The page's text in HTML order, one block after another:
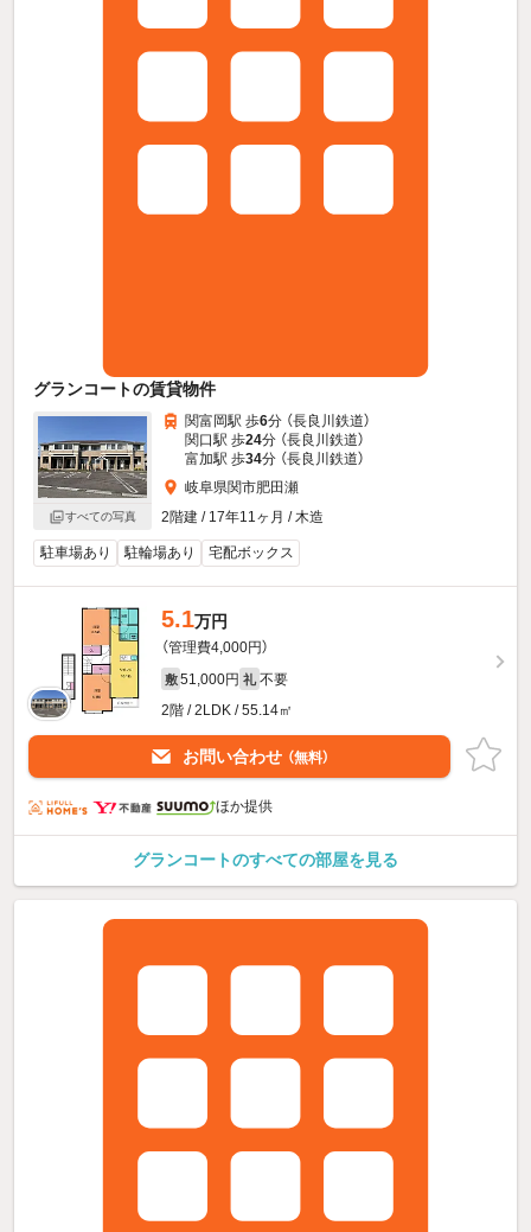
グランコートの賃貸物件
すべての写真
関富岡駅 歩6分 （長良川鉄道）
関口駅 歩24分 （長良川鉄道）
富加駅 歩34分 （長良川鉄道）
岐阜県関市肥田瀬
2階建 / 17年11ヶ月 / 木造
駐車場あり 駐輪場あり 宅配ボックス
5.1万円
（管理費4,000円）
敷 51,000円 礼 不要
2階 / 2LDK / 55.14㎡
お問い合わせ （無料）
ほか提供
グランコートのすべての部屋を見る